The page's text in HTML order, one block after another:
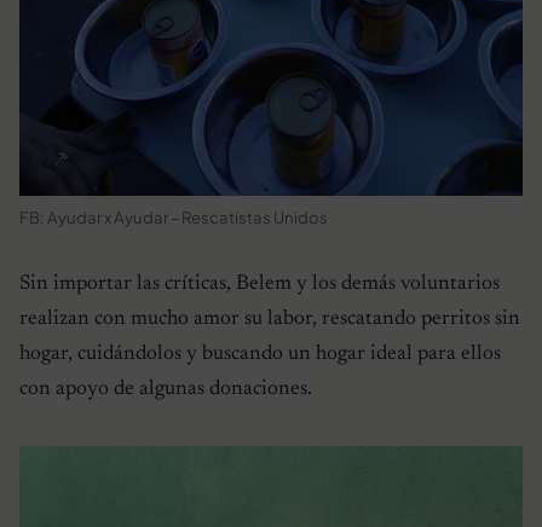
FB: Ayudar x Ayudar – Rescatistas Unidos
Sin importar las críticas, Belem y los demás voluntarios
realizan con mucho amor su labor, rescatando perritos sin
hogar, cuidándolos y buscando un hogar ideal para ellos
con apoyo de algunas donaciones.